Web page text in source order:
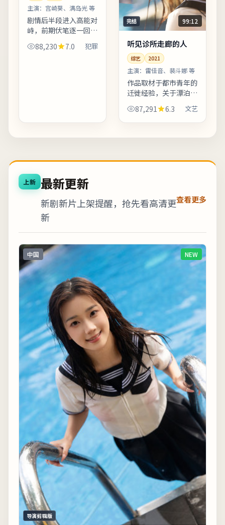
主演： 宫崎葵、满岛光 等
剧情后半段进入高能对
峙，前期伏笔逐一回
收，观感紧凑。影片引
用多处民俗与节庆意
88,230 7.0 犯罪
完结 99:12
听见诊所走廊的人
综艺 2021
主演： 雷佳音、裴斗娜 等
作品取材于都市青年的
迁徙经验，关于漂泊、
归属与自我和解。主演
阵容在对手戏中火花充
87,291 6.3 文艺
上新 最新更新
新剧新片上架提醒，抢先看高清更
新
查看更多
中国 NEW
导演剪辑版